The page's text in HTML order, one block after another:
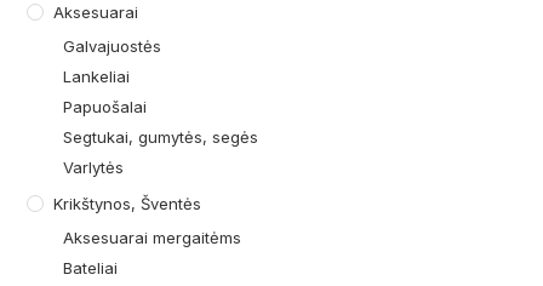
Aksesuarai
Galvajuostės
Lankeliai
Papuošalai
Segtukai, gumytės, segės
Varlytės
Krikštynos, Šventės
Aksesuarai mergaitėms
Bateliai